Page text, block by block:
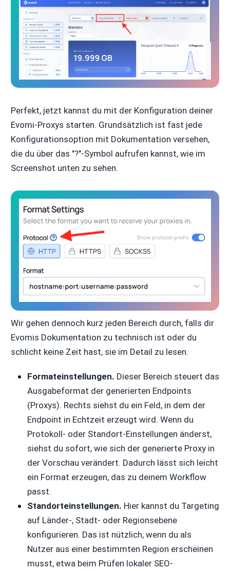
Perfekt, jetzt kannst du mit der Konfiguration deiner
Evomi-Proxys starten. Grundsätzlich ist fast jede
Konfigurationsoption mit Dokumentation versehen,
die du über das "?"-Symbol aufrufen kannst, wie im
Screenshot unten zu sehen.
Wir gehen dennoch kurz jeden Bereich durch, falls dir
Evomis Dokumentation zu technisch ist oder du
schlicht keine Zeit hast, sie im Detail zu lesen.
Formateinstellungen. Dieser Bereich steuert das
Ausgabeformat der generierten Endpoints
(Proxys). Rechts siehst du ein Feld, in dem der
Endpoint in Echtzeit erzeugt wird. Wenn du
Protokoll- oder Standort-Einstellungen änderst,
siehst du sofort, wie sich der generierte Proxy in
der Vorschau verändert. Dadurch lässt sich leicht
ein Format erzeugen, das zu deinem Workflow
passt.
Standorteinstellungen. Hier kannst du Targeting
auf Länder-, Stadt- oder Regionsebene
konfigurieren. Das ist nützlich, wenn du als
Nutzer aus einer bestimmten Region erscheinen
musst, etwa beim Prüfen lokaler SEO-